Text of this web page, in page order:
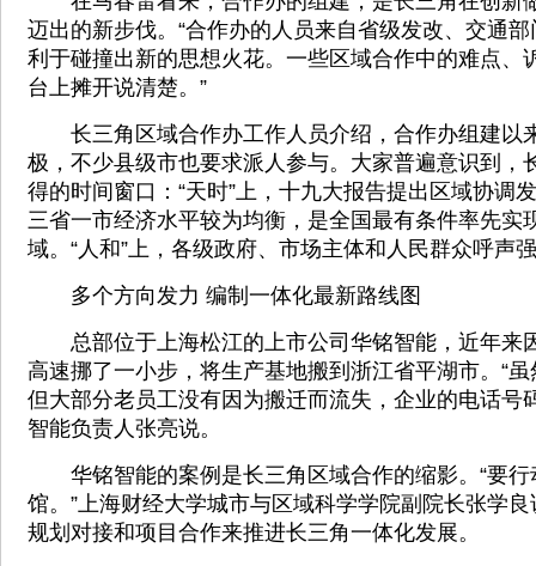
迈出的新步伐。“合作办的人员来自省级发改、交通
利于碰撞出新的思想火花。一些区域合作中的难点、
台上摊开说清楚。”
长三角区域合作办工作人员介绍，合作办组建以
极，不少县级市也要求派人参与。大家普遍意识到，
得的时间窗口：“天时”上，十九大报告提出区域协调
三省一市经济水平较为均衡，是全国最有条件率先实
域。“人和”上，各级政府、市场主体和人民群众呼声
多个方向发力 编制一体化最新路线图
总部位于上海松江的上市公司华铭智能，近年来
高速挪了一小步，将生产基地搬到浙江省平湖市。“
但大部分老员工没有因为搬迁而流失，企业的电话号
智能负责人张亮说。
华铭智能的案例是长三角区域合作的缩影。“要行
馆。”上海财经大学城市与区域科学学院副院长张学
规划对接和项目合作来推进长三角一体化发展。